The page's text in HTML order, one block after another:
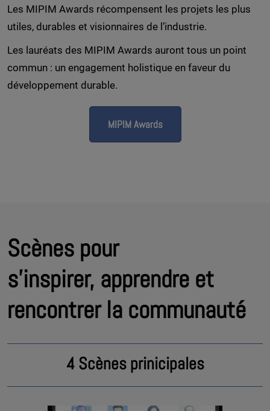
Les MIPIM Awards récompensent les projets les plus
utiles, durables et visionnaires de l’industrie.
Les lauréats des MIPIM Awards auront tous un point
commun : un engagement holistique en faveur du
développement durable.
MIPIM Awards
Scènes pour
s'inspirer, apprendre et
rencontrer la communauté
4 Scènes prinicipales